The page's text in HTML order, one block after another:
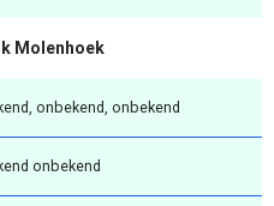
Molenhoek
onbekend, onbekend
onbekend